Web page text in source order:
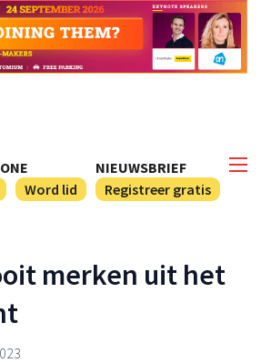
NIEUWSBRIEF
Registreer gratis
Word lid
merken uit het